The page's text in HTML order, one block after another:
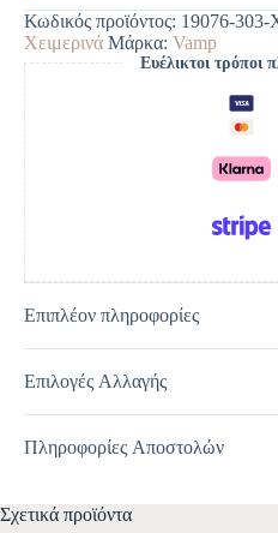
e
r
n
a
t
i
v
e
:
Κωδικός προϊόντος: 19076-303-
Χειμερινά Μάρκα: Vamp
Ευέλικτοι τρόποι
Επιπλέον πληροφορίες
Επιλογές Αλλαγής
Πληροφορίες Αποστολών
Σχετικά προϊόντα